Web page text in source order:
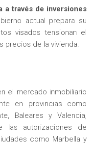
a través de inversiones
actual prepara su
visados tensionan el
precios de la vivienda.
el mercado inmobiliario
en provincias como
Baleares y Valencia,
las autorizaciones de
como Marbella y